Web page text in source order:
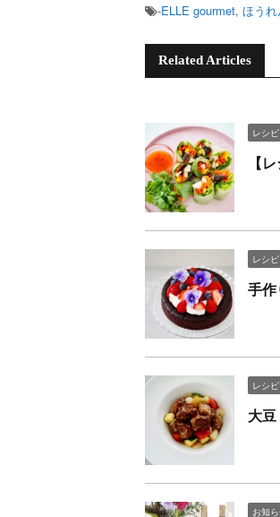
-ELLE gourmet, ほう
Related Articles
レシピ
【
レシピ
手作
レシピ
大豆
お知